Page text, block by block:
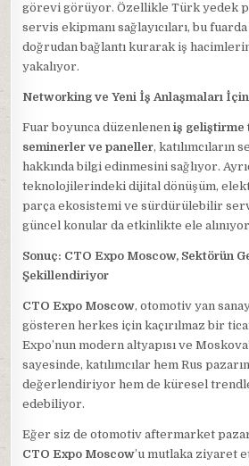
görevi görüyor. Özellikle Türk yedek
servis ekipmanı sağlayıcıları, bu
doğrudan bağlantı kurarak iş
yakalıyor.
Networking ve Yeni İş Anlaşmaları
Fuar boyunca düzenleneniş geliştirme
seminerler ve paneller, katılımcıların
hakkında bilgi edinmesini sağlıyor.
teknolojilerindeki dijital dönüşüm,
parça ekosistemi ve sürdürülebilir
güncel konular da etkinlikte ele
Sonuç: CTO Expo Moscow, Sektörün
Şekillendiriyor
CTO Expo Moscow, otomotiv yan
gösteren herkes için kaçırılmaz bir
Expo’nun modern altyapısı ve
sayesinde, katılımcılar hem Rus
değerlendiriyor hem de küresel
edebiliyor.
Eğer siz de otomotiv aftermarket
CTO Expo Moscow’u mutlaka ziyaret